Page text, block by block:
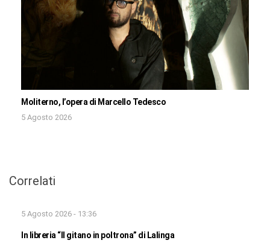
Moliterno, l’opera di Marcello Tedesco
5 Agosto 2026
Correlati
5 Agosto 2026 - 13:36
In libreria “Il gitano in poltrona” di Lalinga